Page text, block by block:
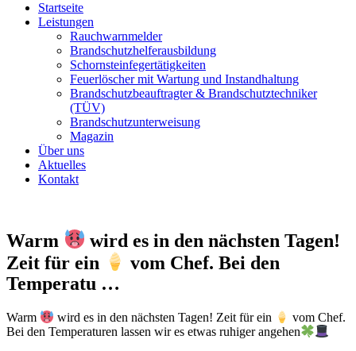
Startseite
Leistungen
Rauchwarnmelder
Brandschutzhelferausbildung
Schornsteinfegertätigkeiten
Feuerlöscher mit Wartung und Instandhaltung
Brandschutzbeauftragter & Brandschutztechniker
(TÜV)
Brandschutzunterweisung
Magazin
Über uns
Aktuelles
Kontakt
Warm
wird es in den nächsten Tagen!
Zeit für ein
vom Chef. Bei den
Temperatu …
Warm wird es in den nächsten Tagen! Zeit für ein
vom Chef.
Bei den Temperaturen lassen wir es etwas ruhiger angehen